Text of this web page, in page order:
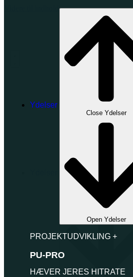
Close Ydelser
Ydelser
Close Ydelser
Open Ydelser
PROJEKTUDVIKLING +
PU-PRO
HÆVER JERES HITRATE